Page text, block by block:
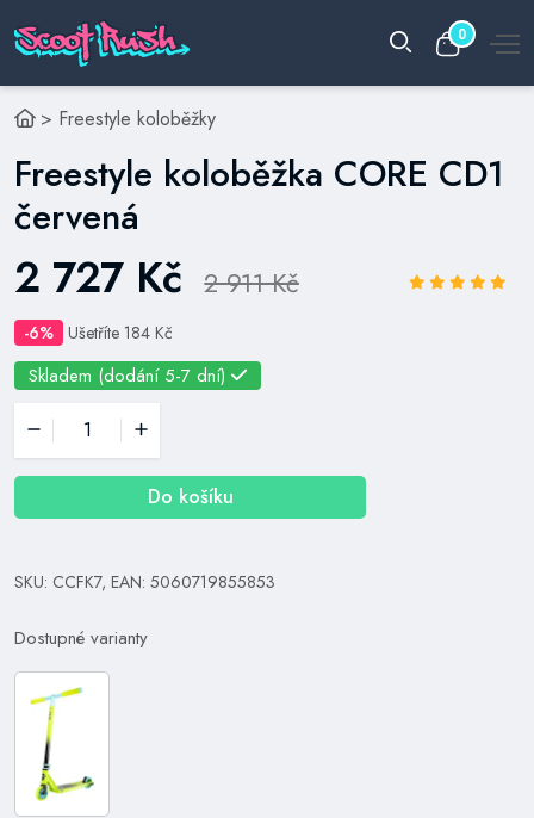
0
> Freestyle koloběžky
Freestyle koloběžka CORE CD1
červená
2 727 Kč 2 911 Kč
-6% Ušetříte 184 Kč
Skladem (dodání 5-7 dní)
Do košíku
SKU: CCFK7, EAN: 5060719855853
Dostupné varianty